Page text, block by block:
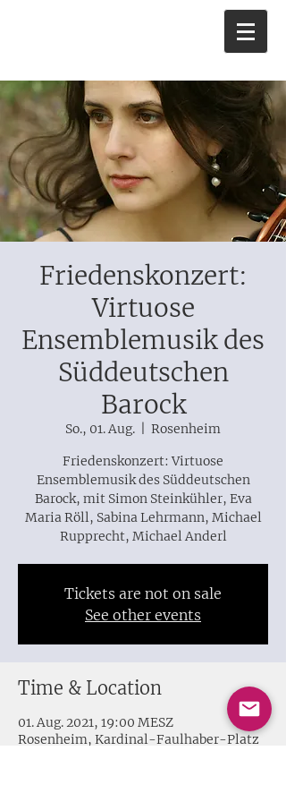
Friedenskonzert:
Virtuose
Ensemblemusik des
Süddeutschen
Barock
So., 01. Aug.
Rosenheim
Friedenskonzert: Virtuose
Ensemblemusik des Süddeutschen
Barock, mit Simon Steinkühler, Eva
Maria Röll, Sabina Lehrmann, Michael
Rupprecht, Michael Anderl
Tickets are not on sale
See other events
Time & Location
01. Aug. 2021, 19:00 MESZ
Rosenheim, Kardinal-Faulhaber-Platz